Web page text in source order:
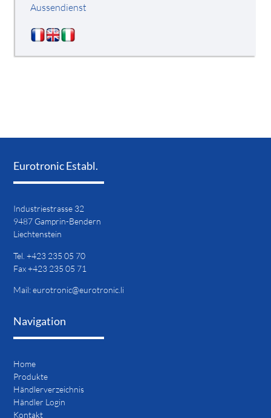
Aussendienst
Eurotronic Establ.
Industriestrasse 32
9487 Gamprin-Bendern
Liechtenstein
Tel. +423 235 05 70
Fax +423 235 05 71
Mail:eurotronic@eurotronic.li
Navigation
Navigation
überspringen
Home
Produkte
Händlerverzeichnis
Händler Login
Kontakt